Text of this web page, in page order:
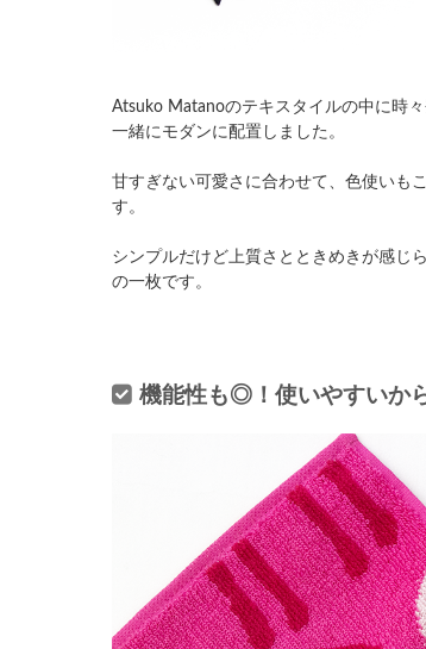
Atsuko Matanoのテキスタイルの中に時
一緒にモダンに配置しました。
甘すぎない可愛さに合わせて、色使いも
す。
シンプルだけど上質さとときめきが感じ
の一枚です。
機能性も◎！使いやすいか